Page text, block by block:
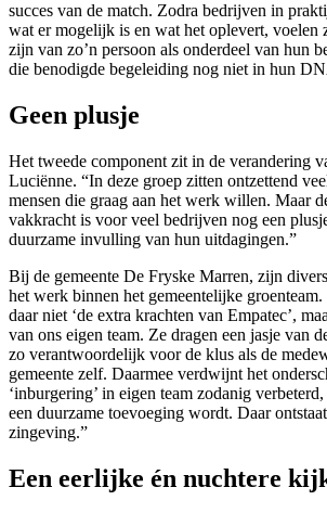
succes van de match. Zodra bedrijven in
wat er mogelijk is en wat het oplevert, voelen
zijn van zo’n persoon als onderdeel van hun
die benodigde begeleiding nog niet in hun
Geen plusje
Het tweede component zit in de verandering
Luciënne. “In deze groep zitten ontzettend
mensen die graag aan het werk willen. Maar
vakkracht is voor veel bedrijven nog een
duurzame invulling van hun uitdagingen.”
Bij de gemeente De Fryske Marren, zijn
het werk binnen het gemeentelijke
daar niet ‘de extra krachten van Empatec’,
van ons eigen team. Ze dragen een jasje van
zo verantwoordelijk voor de klus als de
gemeente zelf. Daarmee verdwijnt het
‘inburgering’ in eigen team zodanig
een duurzame toevoeging wordt. Daar
zingeving.”
Een eerlijke én nuchtere